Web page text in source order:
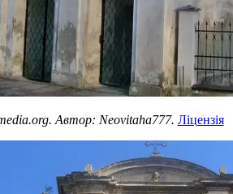
Автор: Neovitaha777. Ліцензія